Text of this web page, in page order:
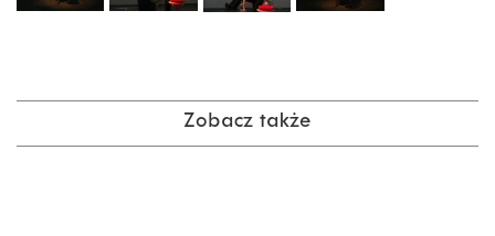
Zobacz także